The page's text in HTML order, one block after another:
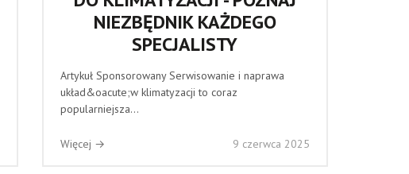
NIEZBĘDNIK KAŻDEGO
SPECJALISTY
Artykuł Sponsorowany Serwisowanie i naprawa
układ&oacute;w klimatyzacji to coraz
popularniejsza...
Więcej → 9 czerwca 2025